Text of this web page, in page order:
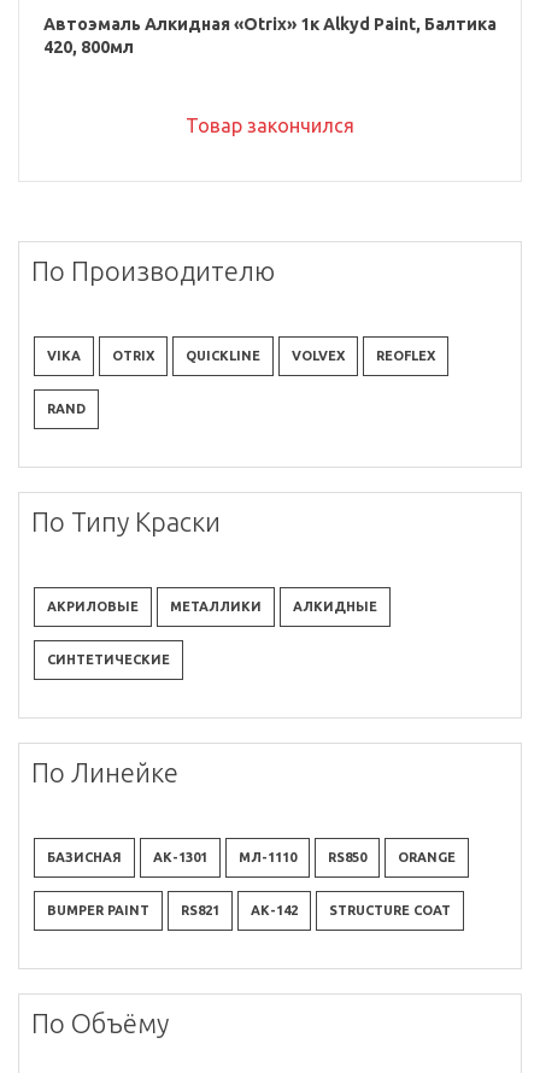
Автоэмаль Алкидная «Otrix» 1к Alkyd Paint, Балтика
420, 800мл
Товар закончился
По Производителю
VIKA OTRIX QUICKLINE VOLVEX REOFLEX
RAND
По Типу Краски
АКРИЛОВЫЕ МЕТАЛЛИКИ АЛКИДНЫЕ
СИНТЕТИЧЕСКИЕ
По Линейке
БАЗИСНАЯ АК-1301 МЛ-1110 RS850 ORANGE
BUMPER PAINT RS821 АК-142 STRUCTURE COAT
По Объёму